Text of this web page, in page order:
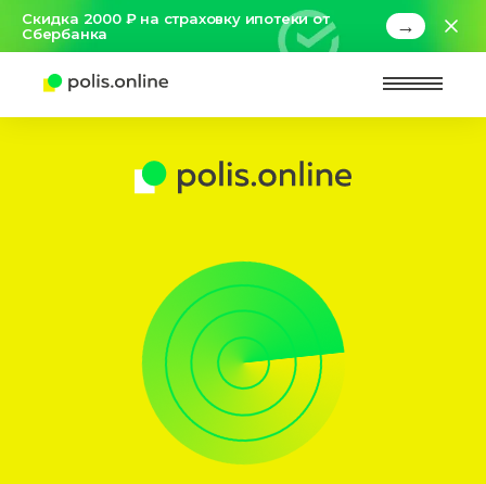
Скидка 2000 ₽ на страховку ипотеки от
Сбербанка
→